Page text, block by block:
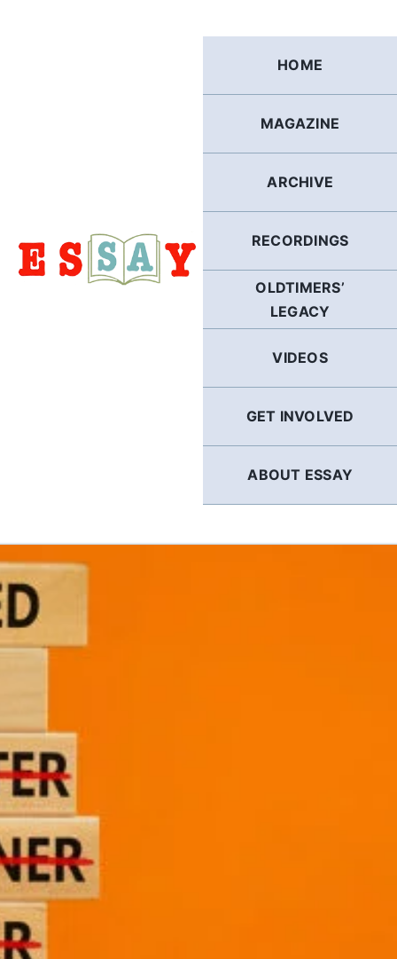
HOME
MAGAZINE
ARCHIVE
RECORDINGS
OLDTIMERS’
LEGACY
VIDEOS
GET INVOLVED
ABOUT ESSAY